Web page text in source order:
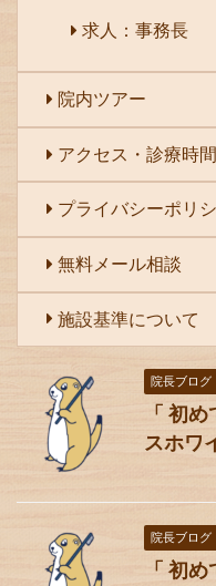
求人：事務長
院内ツアー
アクセス・診療時間
プライバシーポリ
無料メール相談
施設基準について
院長ブログ
「 初
スホワ
院長ブログ
「 初